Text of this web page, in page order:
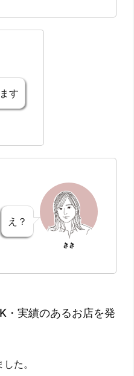
す
え？
きき
・実績のあるお店を発
た。